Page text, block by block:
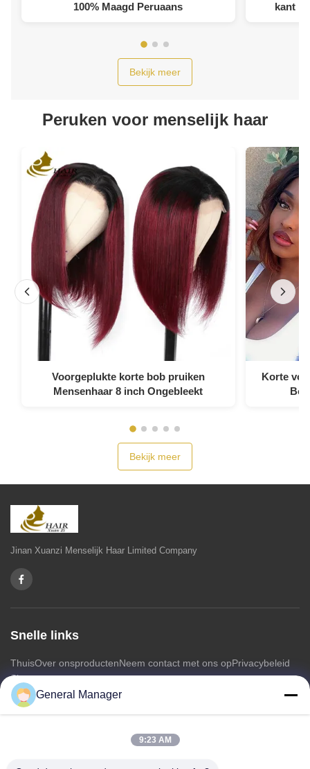
100% Maagd Peruaans
kant
Bekijk meer
Peruken voor menselijk haar
Voorgeplukte korte bob pruiken
Mensenhaar 8 inch Ongebleekt
Korte
Bekijk meer
Jinan Xuanzi Menselijk Haar Limited Company
Snelle links
ThuisOver onsproductenNeem contact met ons opPrivacybeleid
Sitemap
Neem contact met ons op
General Manager
9:23 AM